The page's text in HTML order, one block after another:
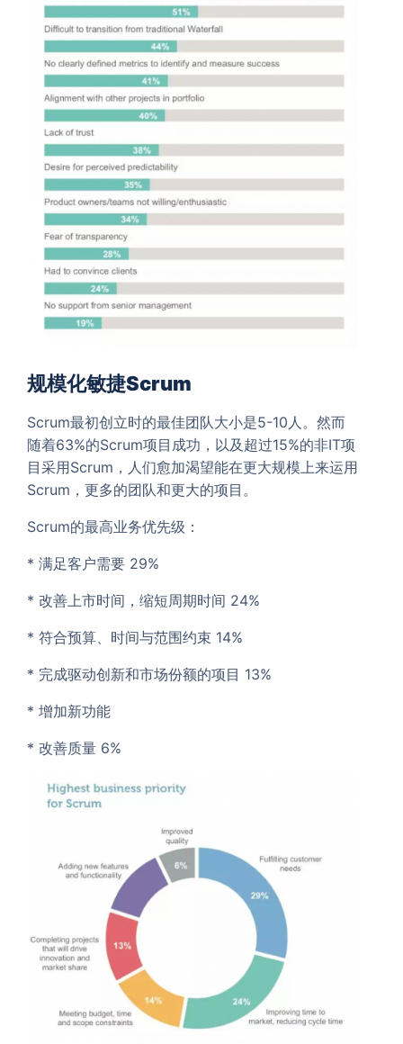
规模化敏捷Scrum
Scrum最初创立时的最佳团队大小是5-10人。然而
随着63%的Scrum项目成功，以及超过15%的非IT项
目采用Scrum，人们愈加渴望能在更大规模上来运用
Scrum，更多的团队和更大的项目。
Scrum的最高业务优先级：
* 满足客户需要 29%
* 改善上市时间，缩短周期时间 24%
* 符合预算、时间与范围约束 14%
* 完成驱动创新和市场份额的项目 13%
* 增加新功能
* 改善质量 6%